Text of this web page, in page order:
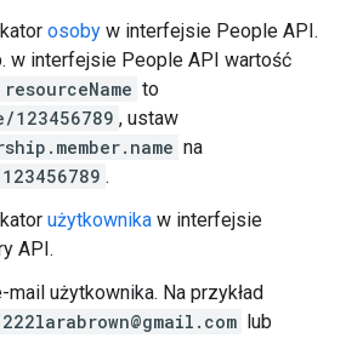
osoby w interfejsie People API.
w interfejsie People API wartość
resourceName to
123456789 , ustaw
na
.
użytkownika w interfejsie
API.
mail użytkownika. Na przykład
lub